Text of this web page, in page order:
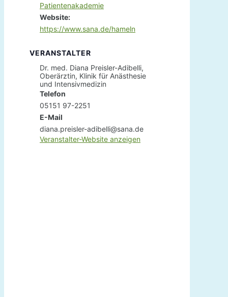
Patientenakademie
Website:
https://www.sana.de/hameln
VERANSTALTER
Dr. med. Diana Preisler-Adibelli,
Oberärztin, Klinik für Anästhesie
und Intensivmedizin
Telefon
05151 97-2251
E-Mail
diana.preisler-adibelli@sana.de
Veranstalter-Website anzeigen